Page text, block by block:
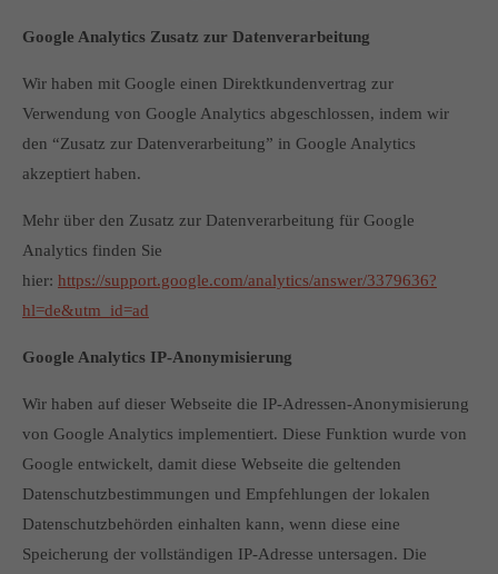
Google Analytics Zusatz zur Datenverarbeitung
Wir haben mit Google einen Direktkundenvertrag zur
Verwendung von Google Analytics abgeschlossen, indem wir
den “Zusatz zur Datenverarbeitung” in Google Analytics
akzeptiert haben.
Mehr über den Zusatz zur Datenverarbeitung für Google
Analytics finden Sie
hier: https://support.google.com/analytics/answer/3379636?
hl=de&utm_id=ad
Google Analytics IP-Anonymisierung
Wir haben auf dieser Webseite die IP-Adressen-Anonymisierung
von Google Analytics implementiert. Diese Funktion wurde von
Google entwickelt, damit diese Webseite die geltenden
Datenschutzbestimmungen und Empfehlungen der lokalen
Datenschutzbehörden einhalten kann, wenn diese eine
Speicherung der vollständigen IP-Adresse untersagen. Die